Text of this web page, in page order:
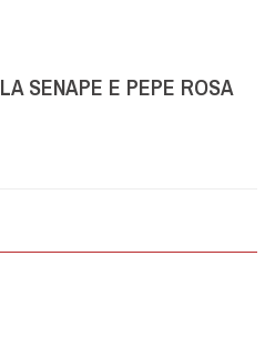
SENAPE E PEPE ROSA